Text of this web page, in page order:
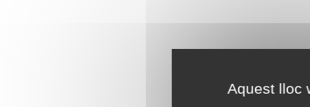
Aquest lloc